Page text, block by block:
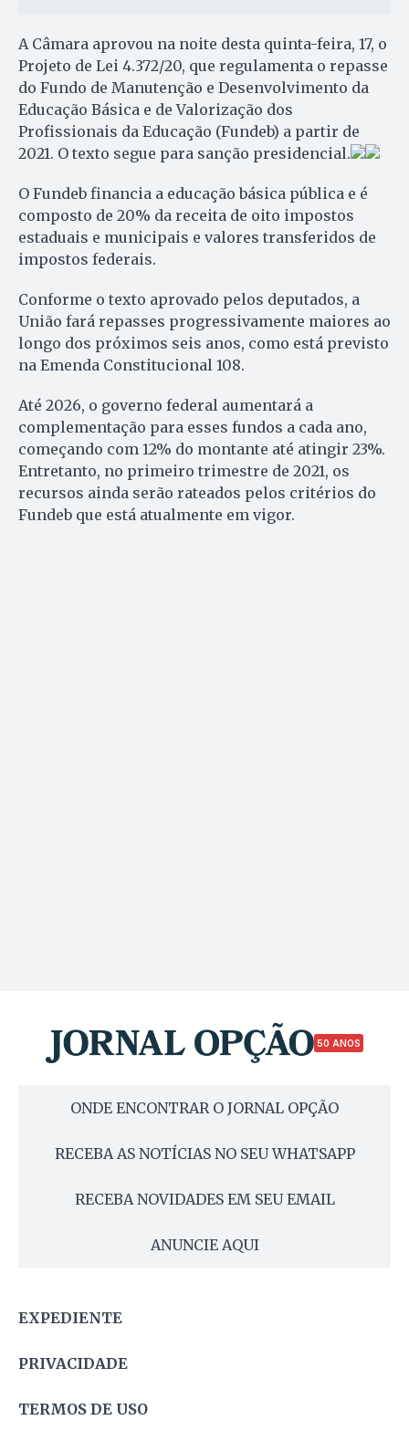
A Câmara aprovou na noite desta quinta-feira, 17, o
Projeto de Lei 4.372/20, que regulamenta o repasse
do Fundo de Manutenção e Desenvolvimento da
Educação Básica e de Valorização dos
Profissionais da Educação (Fundeb) a partir de
2021. O texto segue para sanção presidencial.
O Fundeb financia a educação básica pública e é
composto de 20% da receita de oito impostos
estaduais e municipais e valores transferidos de
impostos federais.
Conforme o texto aprovado pelos deputados, a
União fará repasses progressivamente maiores ao
longo dos próximos seis anos, como está previsto
na Emenda Constitucional 108.
Até 2026, o governo federal aumentará a
complementação para esses fundos a cada ano,
começando com 12% do montante até atingir 23%.
Entretanto, no primeiro trimestre de 2021, os
recursos ainda serão rateados pelos critérios do
Fundeb que está atualmente em vigor.
50 ANOS
ONDE ENCONTRAR O JORNAL OPÇÃO
RECEBA AS NOTÍCIAS NO SEU WHATSAPP
RECEBA NOVIDADES EM SEU EMAIL
ANUNCIE AQUI
EXPEDIENTE
PRIVACIDADE
TERMOS DE USO